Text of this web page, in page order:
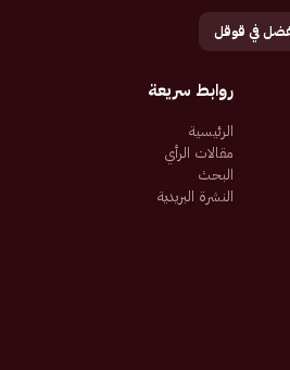
في قوقل
روابط سريعة
الرئيسية
مقالات الرأي
البحث
النشرة البريدية